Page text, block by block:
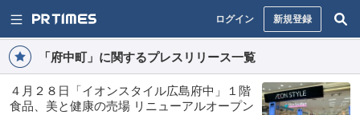
ログイン 新規登録
「府中町」に関するプレスリリース一覧
４月２８日「イオンスタイル広島府中」１階
食品、美と健康の売場 リニューアルオープン